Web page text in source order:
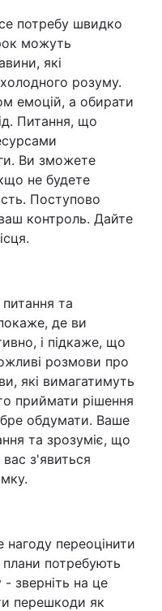
потребу швидко
можуть
які
розуму.
емоцій, а обирати
Питання, що
Ви зможете
не будете
Поступово
контроль. Дайте
питання та
де ви
і підкаже, що
розмови про
які вимагатимуть
приймати рішення
обдумати. Ваше
та зрозуміє, що
з'явиться
нагоду переоцінити
плани потребують
- зверніть на це
перешкоди як